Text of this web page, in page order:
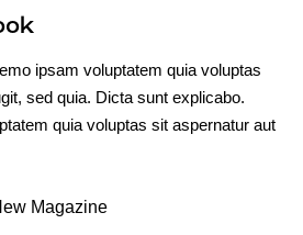
ipsam voluptatem quia voluptas
sed quia. Dicta sunt explicabo.
quia voluptas sit aspernatur aut
Magazine